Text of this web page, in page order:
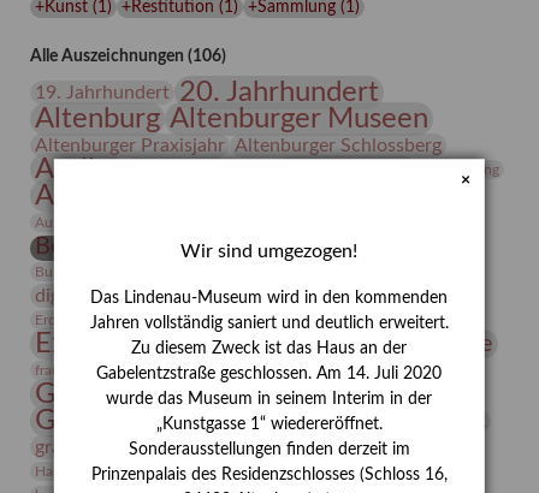
+Kunst(1 ) +Restitution (1 ) +Sammlung(1 )
Alle Auszeichnungen (106)
19. Jahrhundert 20. Jahrhundert
Altenburg Altenburger Museen
Altenburger Praxisjahr Altenburger Schlossberg
Antike Asta Gröting
Ausstellung
Ausstellung „Vier Winde“
Bernhard August von Lindenau
Burg Posterstein
digitallabor Entartete Kunst
Enteignung
Erdmann Julius Dietrich
Erlebnisportal estrusker Exlibris
Expressionismus Festrede Florenz Fotografie
frauen Frauen in der Antike und heute
Gerhard-Altenbourg-Preis
Gerhard Altenbourg
Gerhard Kurt Müller
grafische sammlung griechische Mythologie
Hanns-Conon von der Gabelentz Heinrich Kirchhoff Heldinnen
×
Wir sind umgezogen!
Das Lindenau-Museum wird in den kommenden
Jahren vollständig saniert und deutlich erweitert.
Zu diesem Zweck ist das Haus an der
Gabelentzstraße geschlossen. Am 14. Juli 2020
wurde das Museum in seinem Interim in der
„Kunstgasse 1“ wiedereröffnet.
Sonderausstellungen finden derzeit im
Prinzenpalais des Residenzschlosses (Schloss 16,